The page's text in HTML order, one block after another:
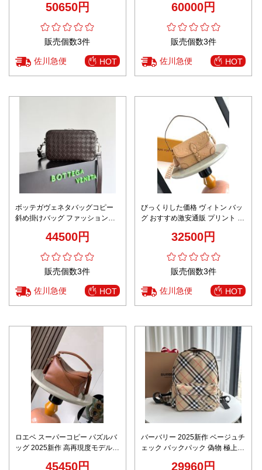
質本革使用 安心サイト 数量限定
50650円
販売個数3件
佐川急便 HOT
60000円
販売個数3件
佐川急便 HOT
ボッテガヴェネタバッグコピー
斜め掛けバッグ ファッション感
44500円
販売個数3件
佐川急便 HOT
びっくりした価格 ヴィトン バッ
グ おすすめ激安通販 プリント 牛
32500円
販売個数3件
佐川急便 HOT
ロエベ スーパーコピー パズルバ
ッグ 2025新作 高再現度モデル
45450円
バーバリー 2025新作 ベージュチ
ェック バックパック 偽物 極上の
29960円